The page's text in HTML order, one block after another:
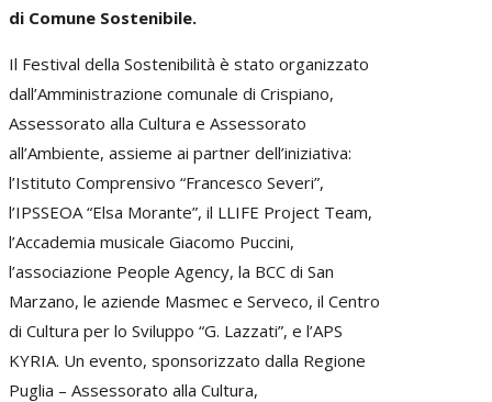
di Comune Sostenibile.
Il Festival della Sostenibilità è stato organizzato
dall’Amministrazione comunale di Crispiano,
Assessorato alla Cultura e Assessorato
all’Ambiente, assieme ai partner dell’iniziativa:
l’Istituto Comprensivo “Francesco Severi”,
l’IPSSEOA “Elsa Morante”, il LLIFE Project Team,
l’Accademia musicale Giacomo Puccini,
l’associazione People Agency, la BCC di San
Marzano, le aziende Masmec e Serveco, il Centro
di Cultura per lo Sviluppo “G. Lazzati”, e l’APS
KYRIA. Un evento, sponsorizzato dalla Regione
Puglia – Assessorato alla Cultura,